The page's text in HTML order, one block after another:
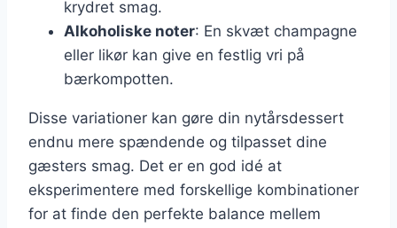
krydret smag.
Alkoholiske noter: En skvæt champagne
eller likør kan give en festlig vri på
bærkompotten.
Disse variationer kan gøre din nytårsdessert
endnu mere spændende og tilpasset dine
gæsters smag. Det er en god idé at
eksperimentere med forskellige kombinationer
for at finde den perfekte balance mellem